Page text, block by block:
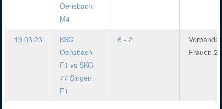
Oensbach
M4
19.03.23
KSC
Oensbach
F1 vs SKG
77 Singen
F1
6 - 2
Frauen